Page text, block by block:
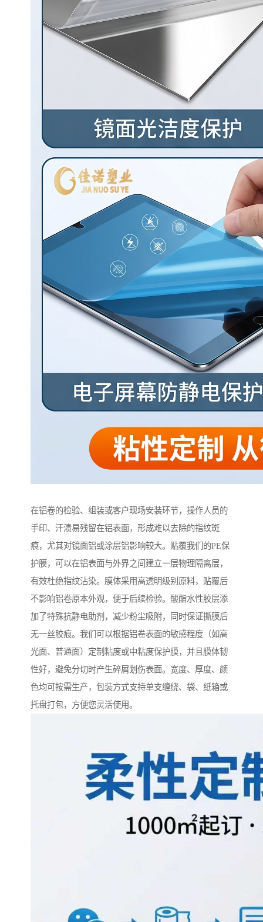
在铝卷的检验、组装或客户现场安装环节，操作人员的
手印、汗渍易残留在铝表面，形成难以去除的指纹斑
痕，尤其对镜面铝或涂层铝影响较大。贴覆我们的PE保
护膜，可以在铝表面与外界之间建立一层物理隔离层，
有效杜绝指纹沾染。膜体采用高透明级别原料，贴覆后
不影响铝卷原本外观，便于后续检验。酸酯水性胶层添
加了特殊抗静电助剂，减少粉尘吸附，同时保证撕膜后
无一丝胶痕。我们可以根据铝卷表面的敏感程度（如高
光面、普通面）定制粘度或中粘度保护膜，并且膜体韧
性好，避免分切时产生碎屑划伤表面。宽度、厚度、颜
色均可按需生产，包装方式支持单支缠绕、袋、纸箱或
托盘打包，方便您灵活使用。